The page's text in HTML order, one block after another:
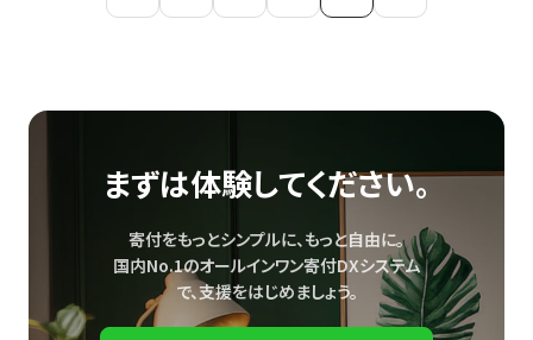
まずは体験してください。
寄付をもっとシンプルに、もっと自由に。
国内No.1のオールインワン寄付DXシステム
で、支援をはじめましょう。